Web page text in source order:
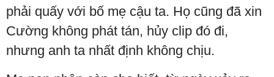
phải quấy với bố mẹ cậu ta. Họ cũng đã xin
Cường không phát tán, hủy clip đó đi,
nhưng anh ta nhất định không chịu.